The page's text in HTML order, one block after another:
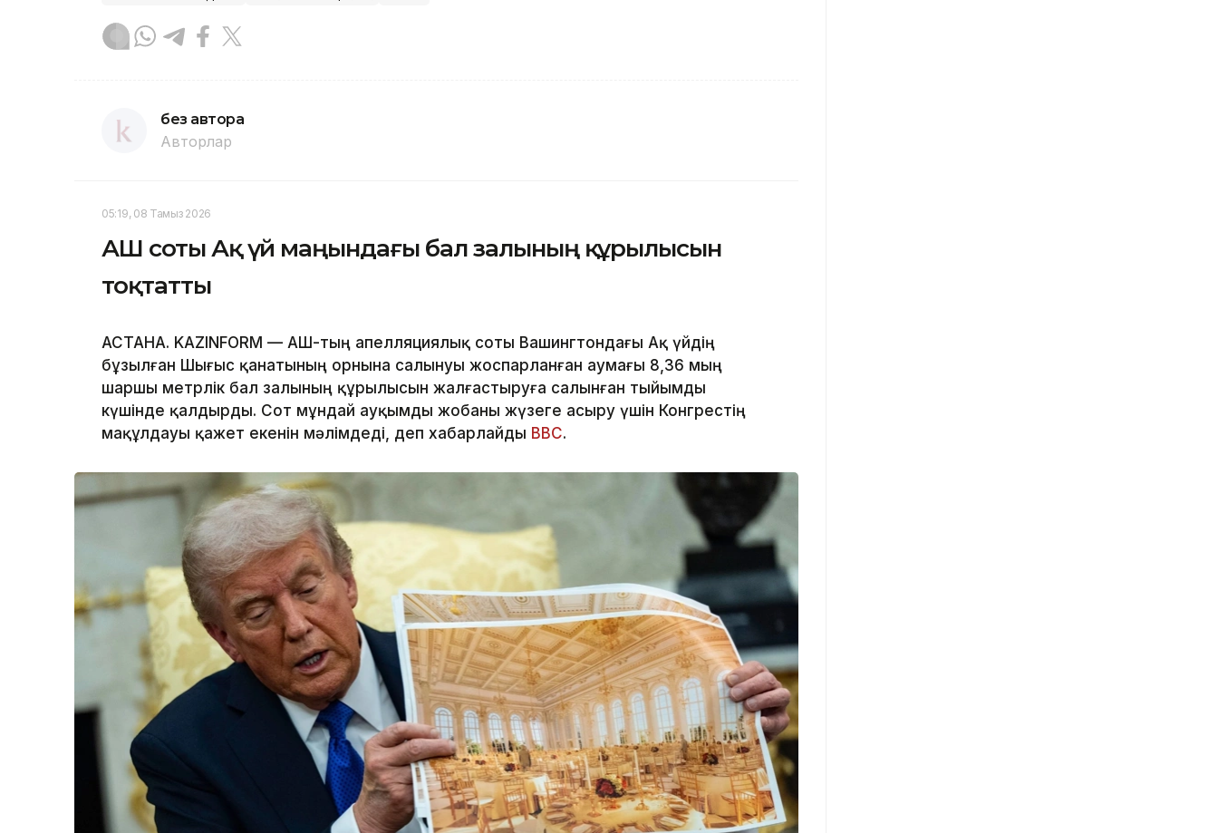
без автора
Авторлар
05:19, 08 Тамыз 2026
АҚШ соты Ақ үй маңындағы бал залының құрылысын
тоқтатты
АСТАНА. KAZINFORM — АҚШ-тың апелляциялық соты Вашингтондағы Ақ үйдің
бұзылған Шығыс қанатының орнына салынуы жоспарланған аумағы 8,36 мың
шаршы метрлік бал залының құрылысын жалғастыруға салынған тыйымды
күшінде қалдырды. Сот мұндай ауқымды жобаны жүзеге асыру үшін Конгрестің
мақұлдауы қажет екенін мәлімдеді, деп хабарлайды BBC.